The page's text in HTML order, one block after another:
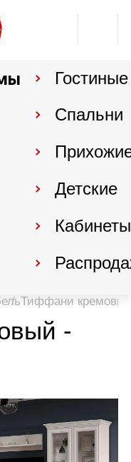
Гостиные
Спальни
Детские
Кабинеты
Тиффани
-